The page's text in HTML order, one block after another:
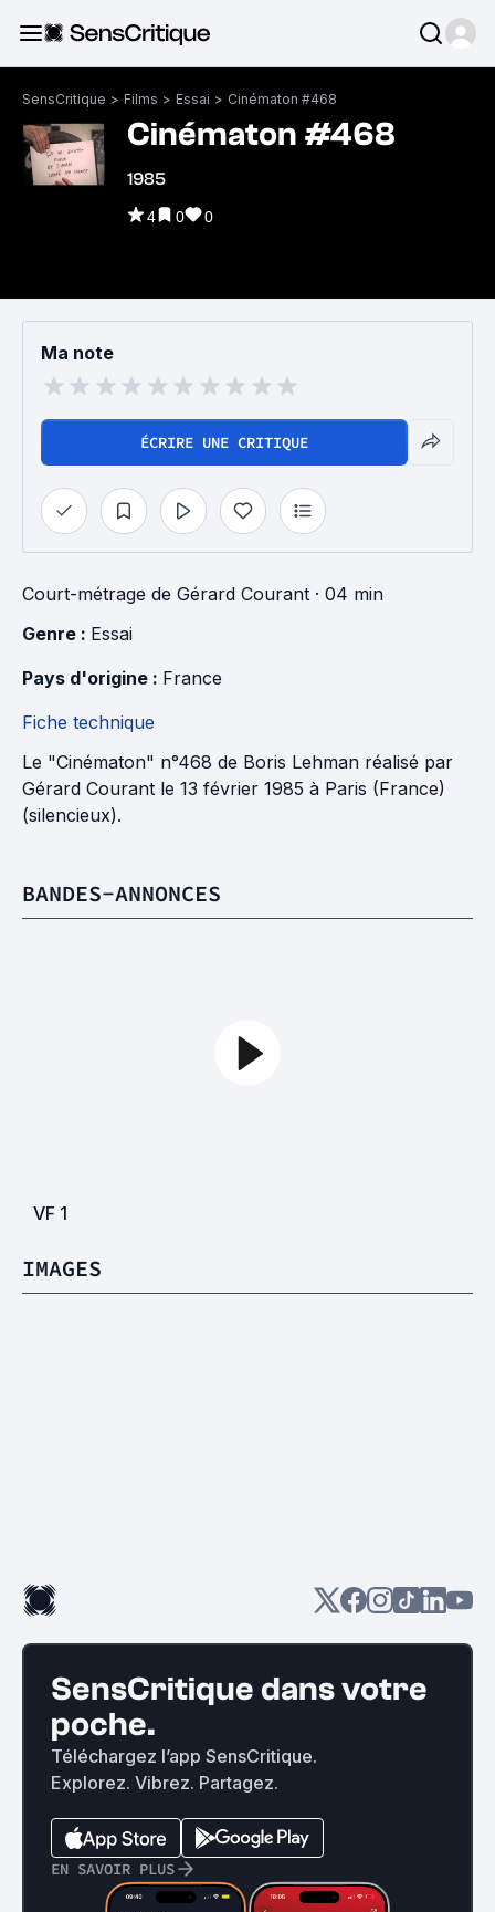
SensCritique > Films > Essai > Cinématon #468
Cinématon #468
1985
4 0 0
Ma note
ÉCRIRE UNE CRITIQUE
Court-métrage de Gérard Courant · 04 min
Genre : Essai
Pays d'origine : France
Fiche technique
Le "Cinématon" n°468 de Boris Lehman réalisé par
Gérard Courant le 13 février 1985 à Paris (France)
(silencieux).
BANDES-ANNONCES
VF 1
IMAGES
SensCritique dans votre
poche.
Téléchargez l’app SensCritique.
Explorez. Vibrez. Partagez.
EN SAVOIR PLUS